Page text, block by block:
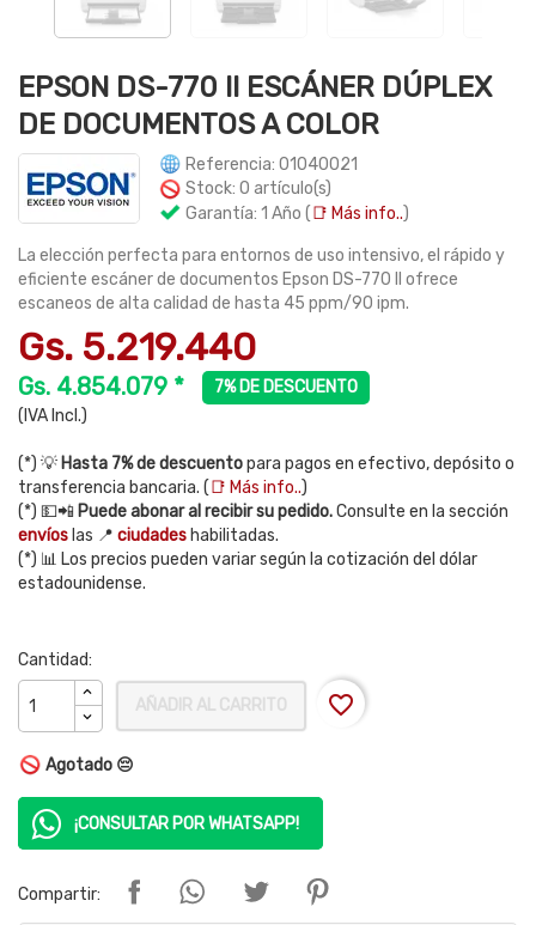
EPSON DS-770 II ESCÁNER DÚPLEX
DE DOCUMENTOS A COLOR
Referencia: 01040021
Stock: 0 artículo(s)
Garantía: 1 Año (📑 Más info..)
La elección perfecta para entornos de uso intensivo, el rápido y
eficiente escáner de documentos Epson DS-770 II ofrece
escaneos de alta calidad de hasta 45 ppm/90 ipm.
Gs. 5.219.440
Gs. 4.854.079 *
7% DE DESCUENTO
(IVA Incl.)
(*) 💡 Hasta 7% de descuentopara pagos en efectivo, depósito o
transferencia bancaria. (📑 Más info..)
(*) 💵📲 Puede abonar al recibir su pedido.Consulte en la sección
envíos las 📍 ciudades habilitadas.
(*) 📊 Los precios pueden variar según la cotización del dólar
estadounidense.
Cantidad:
AÑADIR AL CARRITO favorite_border
Agotado 😔
¡CONSULTAR POR WHATSAPP!
Compartir: